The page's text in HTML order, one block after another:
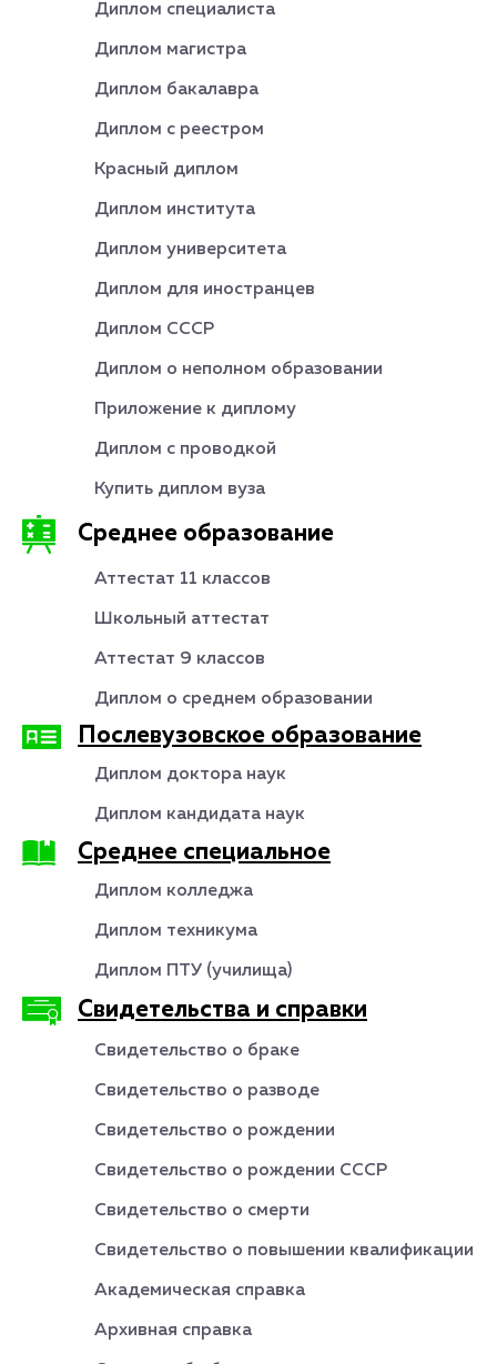
Диплом специалиста
Диплом магистра
Диплом бакалавра
Диплом с реестром
Красный диплом
Диплом института
Диплом университета
Диплом для иностранцев
Диплом СССР
Диплом о неполном образовании
Приложение к диплому
Диплом с проводкой
Купить диплом вуза
Среднее образование
Аттестат 11 классов
Школьный аттестат
Аттестат 9 классов
Диплом о среднем образовании
Послевузовское образование
Диплом доктора наук
Диплом кандидата наук
Среднее специальное
Диплом колледжа
Диплом техникума
Диплом ПТУ (училища)
Свидетельства и справки
Свидетельство о браке
Свидетельство о разводе
Свидетельство о рождении
Свидетельство о рождении СССР
Свидетельство о смерти
Свидетельство о повышении квалификации
Академическая справка
Архивная справка